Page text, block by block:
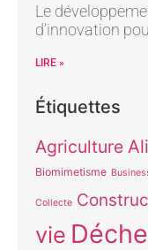
Le
d’innovation
LIRE »
Étiquettes
Agriculture
Biomimetisme
Collecte
vie